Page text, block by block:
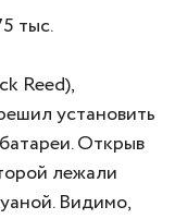
тыс.
Reed),
установить
Открыв
лежали
Видимо,